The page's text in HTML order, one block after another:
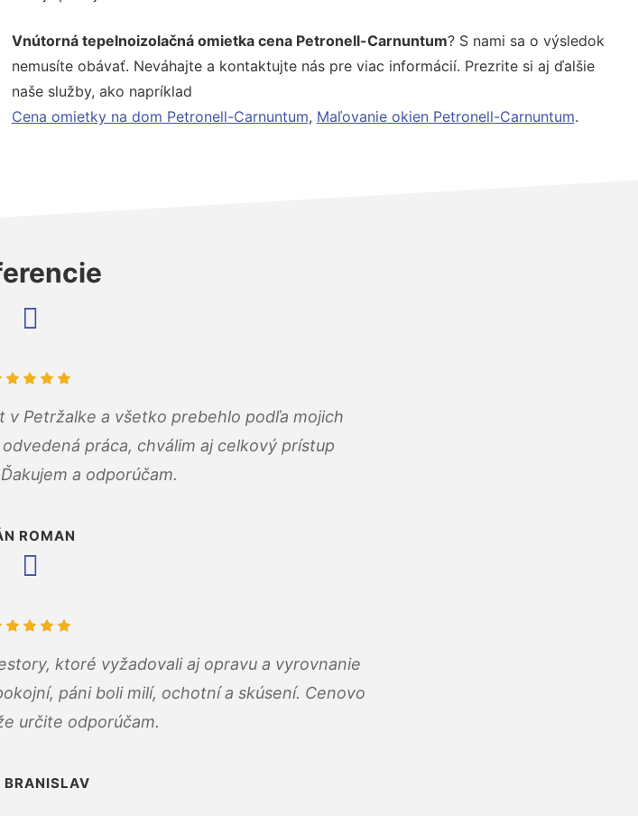
Vnútorná tepelnoizolačná omietka cena Petronell-Carnuntum? S nami sa o výsledok
nemusíte obávať. Neváhajte a kontaktujte nás pre viac informácií. Prezrite si aj ďalšie
naše služby, ako napríklad
Cena omietky na dom Petronell-Carnuntum, Maľovanie okien Petronell-Carnuntum.
Petržalke a všetko prebehlo podľa mojich
práca, chválim aj celkový prístup
a odporúčam.
ROMAN
ktoré vyžadovali aj opravu a vyrovnanie
páni boli milí, ochotní a skúsení. Cenovo
určite odporúčam.
BRANISLAV